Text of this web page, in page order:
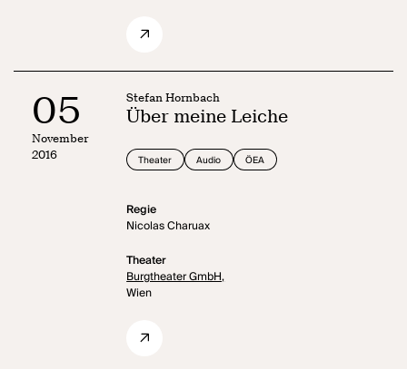
05
November
2016
Stefan Hornbach
Über meine Leiche
Theater Audio ÖEA
Regie
Nicolas Charuax
Theater
Burgtheater GmbH,
Wien